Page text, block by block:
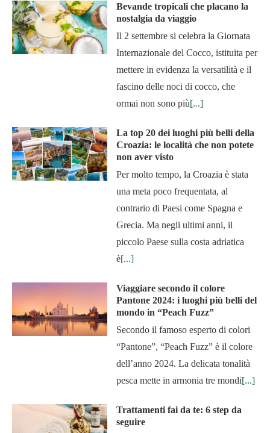
Bevande tropicali che placano la
nostalgia da viaggio
Il 2 settembre si celebra la Giornata
Internazionale del Cocco, istituita per
mettere in evidenza la versatilità e il
fascino delle noci di cocco, che
ormai non sono più[...]
La top 20 dei luoghi più belli della
Croazia: le località che non potete
non aver visto
Per molto tempo, la Croazia è stata
una meta poco frequentata, al
contrario di Paesi come Spagna e
Grecia. Ma negli ultimi anni, il
piccolo Paese sulla costa adriatica
è[...]
Viaggiare secondo il colore
Pantone 2024: i luoghi più belli del
mondo in “Peach Fuzz”
Secondo il famoso esperto di colori
“Pantone”, “Peach Fuzz” è il colore
dell’anno 2024. La delicata tonalità
pesca mette in armonia tre mondi[...]
Trattamenti fai da te: 6 step da
seguire